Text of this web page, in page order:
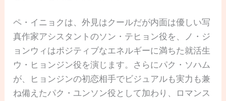
ペ・イニョクは、外見はクールだが内面は優しい写
真作家アシスタントのソン・テヒョン役を、ノ・ジ
ョンウィはポジティブなエネルギーに満ちた就活生
ウ・ヒョンジン役を演じます。さらにパク・ソハム
が、ヒョンジンの初恋相手でビジュアルも実力も兼
ね備えたパク・ユンソン役として加わり、ロマンス